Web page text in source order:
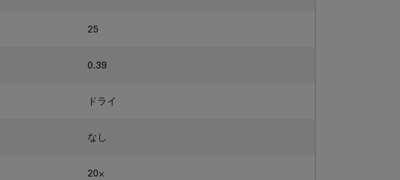
25
0.39
ドライ
なし
20⨉